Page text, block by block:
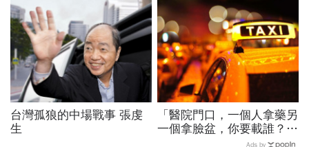
量？
台灣孤狼的中場戰事 張虔
生
「醫院門口，一個人拿藥另
一個拿臉盆，你要載誰？」
一個計程車司機給我們上了
Ads by